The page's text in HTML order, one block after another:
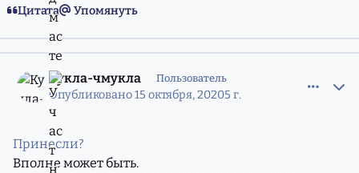
Цитата Упомянуть
Кукла-чмукла Пользователь
Опубликовано15 октября, 20205 г.
comment_11792526
Статистика авторов
Принесли?
Вполне может быть.